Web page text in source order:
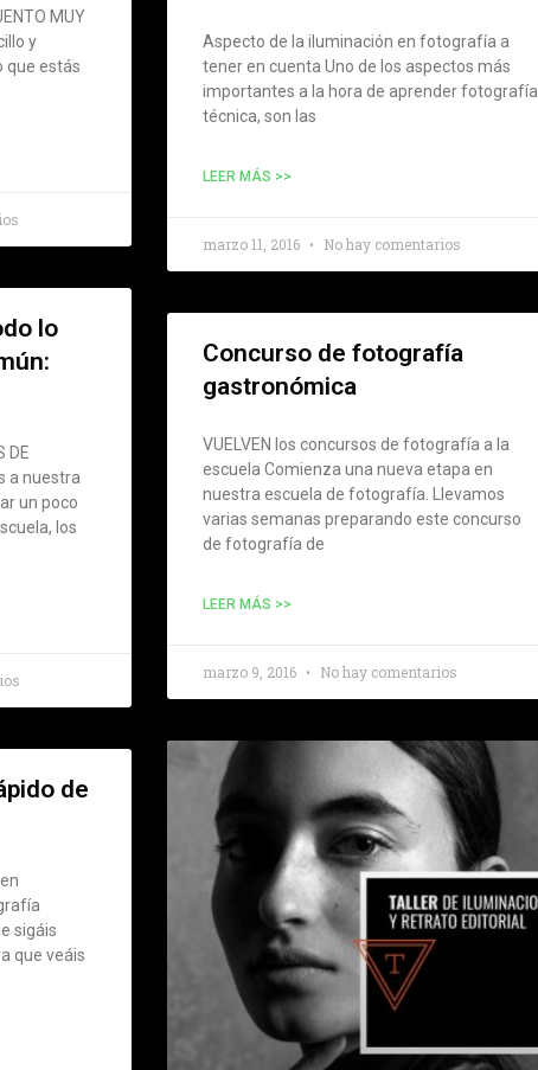
MUY
y
que estás
Aspecto de la iluminación en fotografía a
tener en cuenta Uno de los aspectos más
importantes a la hora de aprender fotografía
técnica, son las
LEER MÁS >>
marzo 11, 2016 No hay comentarios
lo
DE
a nuestra
un poco
los
Concurso de fotografía
gastronómica
VUELVEN los concursos de fotografía a la
escuela Comienza una nueva etapa en
nuestra escuela de fotografía. Llevamos
varias semanas preparando este concurso
de fotografía de
LEER MÁS >>
marzo 9, 2016 No hay comentarios
de
sigáis
que veáis